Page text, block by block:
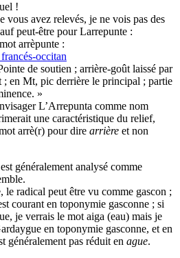
!
vous avez relevés, je ne vois pas des
peut-être pour Larrepunte :
arrèpunte :
occitan
de soutien ; arrière-goût laissé par
en Mt, pic derrière le principal ; partie
»
L’Arrepunta comme nom
une caractéristique du relief,
arrè(r) pour dire arrière et non
généralement analysé comme
le radical peut être vu comme gascon ;
courant en toponymie gasconne ; si
je verrais le mot aiga (eau) mais je
en toponymie gasconne, et en
généralement pas réduit en ague.